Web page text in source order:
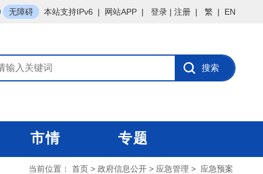
无障碍 本站支持IPv6 | 网站APP | 登录 | 注册 | 繁 | EN
市情 专题
当前位置： 首页 > 政府信息公开 > 应急管理 > 应急预案